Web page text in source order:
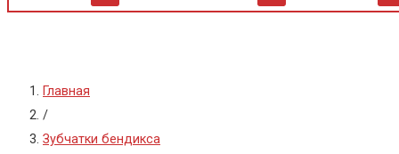
Главная
/
Зубчатки бендикса